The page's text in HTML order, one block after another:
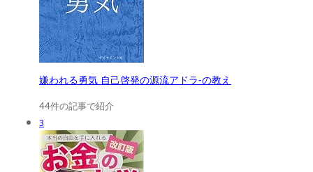
嫌われる勇気 自己啓発の源流アドラ-の教え
44件の記事で紹介
3